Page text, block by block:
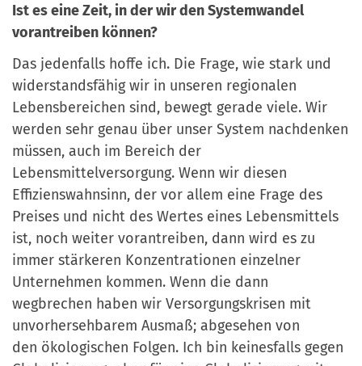
Ist es eine Zeit, in der wir den Systemwandel
vorantreiben können?
Das jedenfalls hoffe ich. Die Frage, wie stark und
widerstandsfähig wir in unseren regionalen
Lebensbereichen sind, bewegt gerade viele. Wir
werden sehr genau über unser System nachdenken
müssen, auch im Bereich der
Lebensmittelversorgung. Wenn wir diesen
Effizienswahnsinn, der vor allem eine Frage des
Preises und nicht des Wertes eines Lebensmittels
ist, noch weiter vorantreiben, dann wird es zu
immer stärkeren Konzentrationen einzelner
Unternehmen kommen. Wenn die dann
wegbrechen haben wir Versorgungskrisen mit
unvorhersehbarem Ausmaß; abgesehen von
den ökologischen Folgen. Ich bin keinesfalls gegen